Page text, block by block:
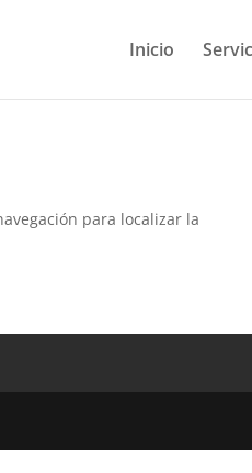
Inicio
para localizar la